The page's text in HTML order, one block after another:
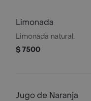
Limonada
Limonada natural.
$ 7500
Jugo de Naranja